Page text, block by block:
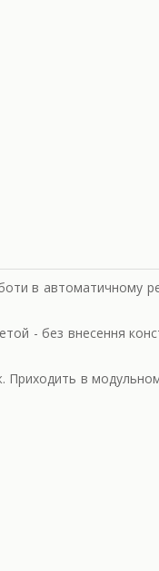
в автоматичному
- без внесення
Приходить в